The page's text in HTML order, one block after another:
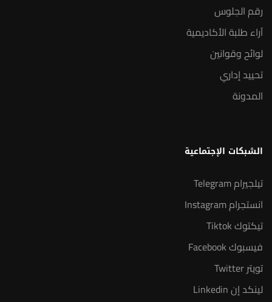
رقم الجلوس
آراء طلبة الأكاديمية
لوائح وقوانين
تحييد إداري
المدونة
الشبكات الإجتماعية
تيلجيرام Telegram
انستجرام Instagram
تيكتوك Tiktok
فيسبوك Facebook
تويتر Twitter
لينكد إن Linkedin